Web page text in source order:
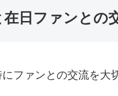
日ファンとの
ファンとの交流を大